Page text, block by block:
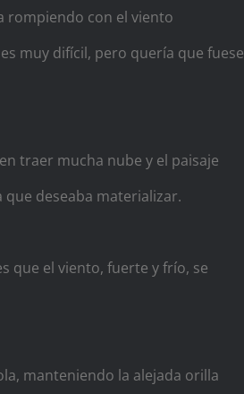
rompiendo con el viento
muy difícil, pero quería que fuese
traer mucha nube y el paisaje
deseaba materializar.
que el viento, fuerte y frío, se
manteniendo la alejada orilla